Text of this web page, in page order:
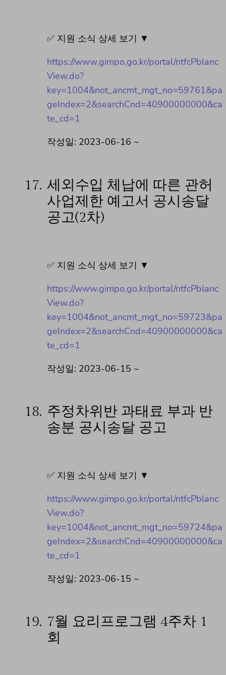
✅ 지원 소식 상세 보기 ▼
https://www.gimpo.go.kr/portal/ntfcPblanc
View.do?
key=1004&not_ancmt_mgt_no=59761&pa
geIndex=2&searchCnd=40900000000&ca
te_cd=1
작성일: 2023-06-16 ~
17. 세외수입 체납에 따른 관허
사업제한 예고서 공시송달
공고(2차)
✅ 지원 소식 상세 보기 ▼
https://www.gimpo.go.kr/portal/ntfcPblanc
View.do?
key=1004&not_ancmt_mgt_no=59723&pa
geIndex=2&searchCnd=40900000000&ca
te_cd=1
작성일: 2023-06-15 ~
18. 주정차위반 과태료 부과 반
송분 공시송달 공고
✅ 지원 소식 상세 보기 ▼
https://www.gimpo.go.kr/portal/ntfcPblanc
View.do?
key=1004&not_ancmt_mgt_no=59724&pa
geIndex=2&searchCnd=40900000000&ca
te_cd=1
작성일: 2023-06-15 ~
19. 7월 요리프로그램 4주차 1
회